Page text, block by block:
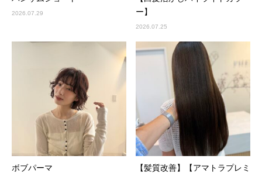
2026.07.29
ー】
2026.07.25
ボブパーマ
【髪質改善】【アマトラプレミ